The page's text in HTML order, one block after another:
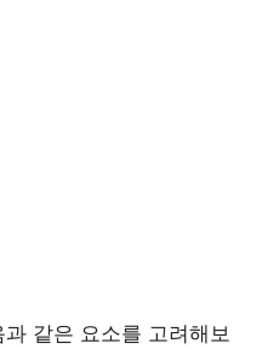
같은 요소를 고려해보